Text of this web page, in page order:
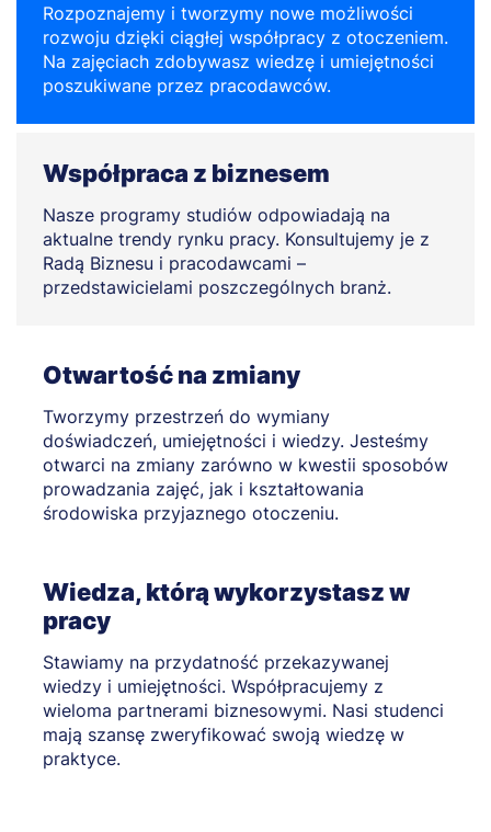
Rozpoznajemy i tworzymy nowe możliwości
rozwoju dzięki ciągłej współpracy z otoczeniem.
Na zajęciach zdobywasz wiedzę i umiejętności
poszukiwane przez pracodawców.
Współpraca z biznesem
Nasze programy studiów odpowiadają na
aktualne trendy rynku pracy. Konsultujemy je z
Radą Biznesu i pracodawcami –
przedstawicielami poszczególnych branż.
Otwartość na zmiany
Tworzymy przestrzeń do wymiany
doświadczeń, umiejętności i wiedzy. Jesteśmy
otwarci na zmiany zarówno w kwestii sposobów
prowadzania zajęć, jak i kształtowania
środowiska przyjaznego otoczeniu.
Wiedza, którą wykorzystasz w
pracy
Stawiamy na przydatność przekazywanej
wiedzy i umiejętności. Współpracujemy z
wieloma partnerami biznesowymi. Nasi studenci
mają szansę zweryfikować swoją wiedzę w
praktyce.